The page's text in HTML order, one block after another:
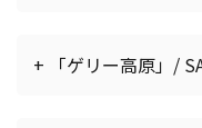
+ 「ゲリー高原」/